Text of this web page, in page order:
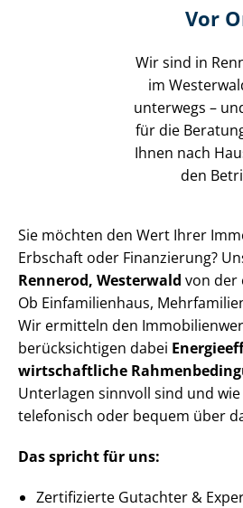
Vor
Wir sind in
im
unterwegs –
für die
Ihnen nach
den
Sie möchten den Wert Ihrer
Erbschaft oder Finanzierung?
Rennerod, Westerwald von der
Ob Einfamilienhaus,
Wir ermitteln den
berücksichtigen dabei
wirtschaftliche
Unterlagen sinnvoll sind und
telefonisch oder bequem über
Das spricht für uns:
Zertifizierte Gutachter &